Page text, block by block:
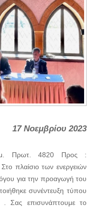
17 Νοεμβρίου 2023
Πρωτ. 4820 Προς :
πλαίσιο των ενεργειών
για την προαγωγή του
συνέντευξη τύπου
. Σας επισυνάπτουμε το